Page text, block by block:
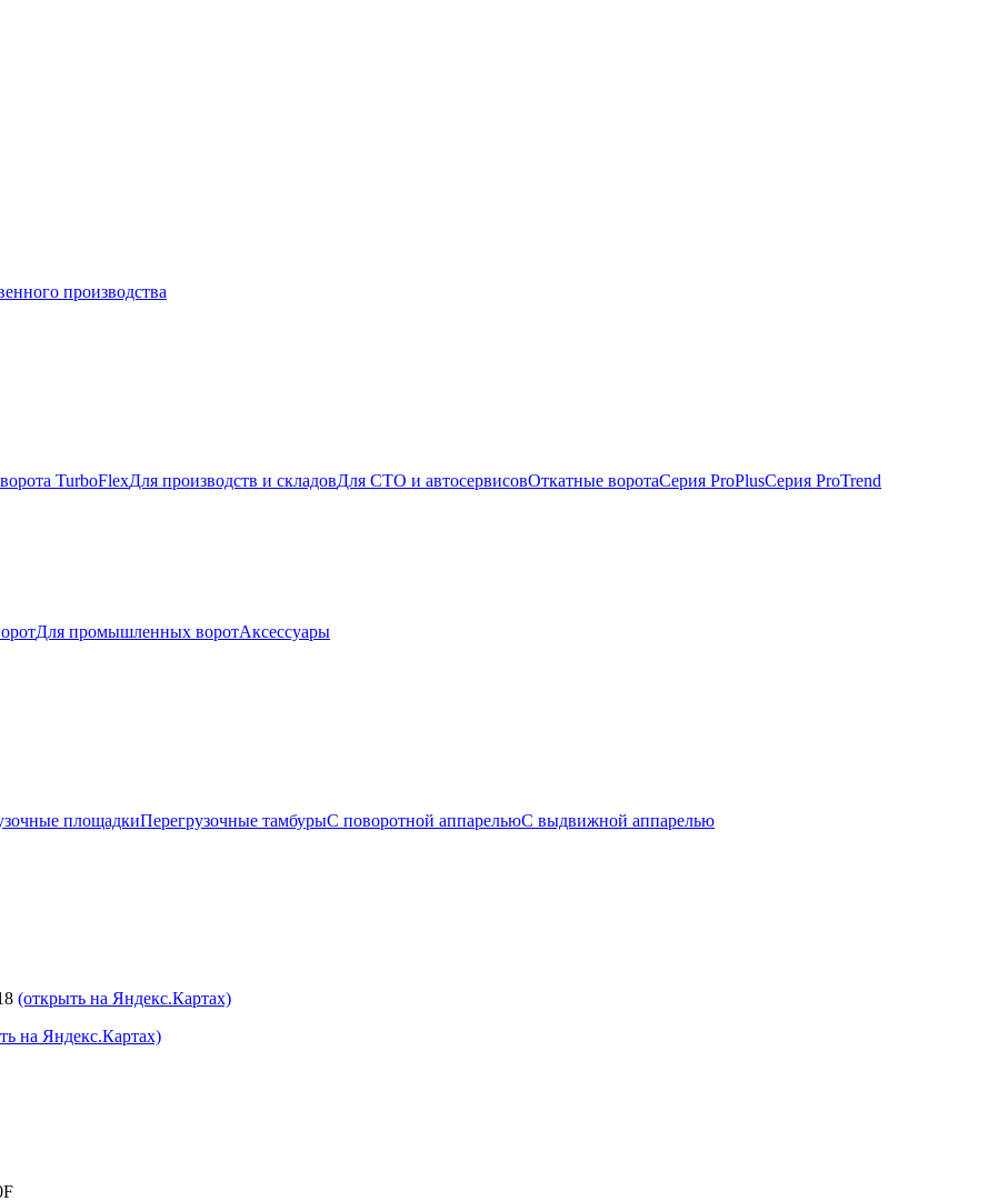
производства
TurboFlexДля производств и складовДля СТО и автосервисовОткатные воротаСерия ProPlusСерия ProTrend
Для промышленных воротАксессуары
площадкиПерегрузочные тамбурыС поворотной аппарельюС выдвижной аппарелью
(открыть на Яндекс.Картах)
на Яндекс.Картах)